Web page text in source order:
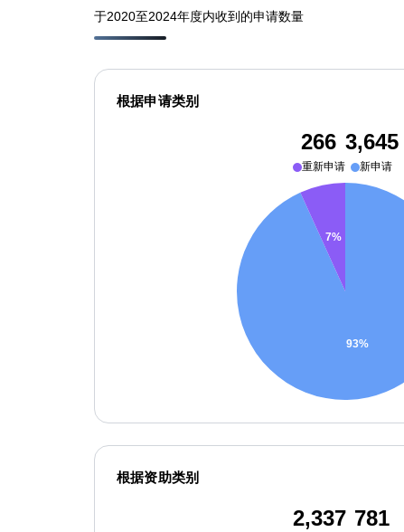
于2020至2024年度内收到的申请数量
根据申请类别
3,645
新申请
266
重新申请
根据资助类别
781
2,337